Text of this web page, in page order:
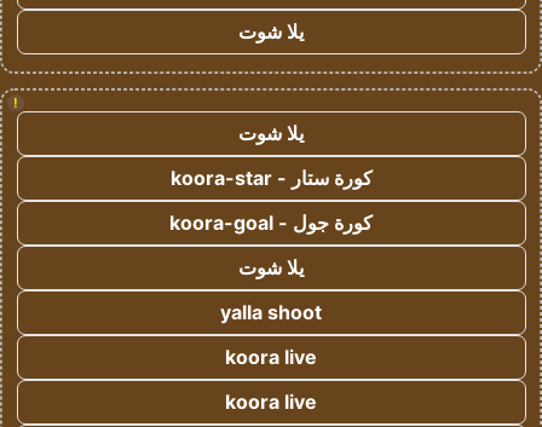
يلا شوت
!
يلا شوت
كورة ستار - koora-star
كورة جول - koora-goal
يلا شوت
yalla shoot
koora live
koora live